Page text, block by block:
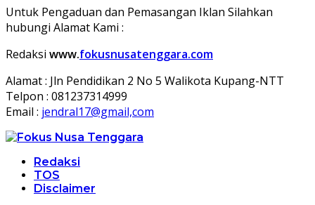
Untuk Pengaduan dan Pemasangan Iklan Silahkan
hubungi Alamat Kami :
Redaksi www.fokusnusatenggara.com
Alamat : Jln Pendidikan 2 No 5 Walikota Kupang-NTT
Telpon : 081237314999
Email : jendral17@gmail,com
Redaksi
TOS
Disclaimer